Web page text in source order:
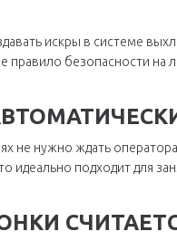
искры в системе
безопасности на
не нужно ждать
идеально подходит для